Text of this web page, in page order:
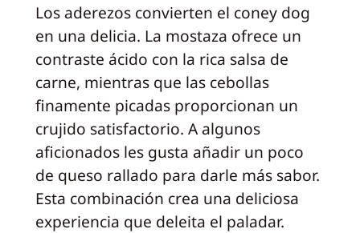
Los aderezos convierten el coney dog
en una delicia. La mostaza ofrece un
contraste ácido con la rica salsa de
carne, mientras que las cebollas
finamente picadas proporcionan un
crujido satisfactorio. A algunos
aficionados les gusta añadir un poco
de queso rallado para darle más sabor.
Esta combinación crea una deliciosa
experiencia que deleita el paladar.